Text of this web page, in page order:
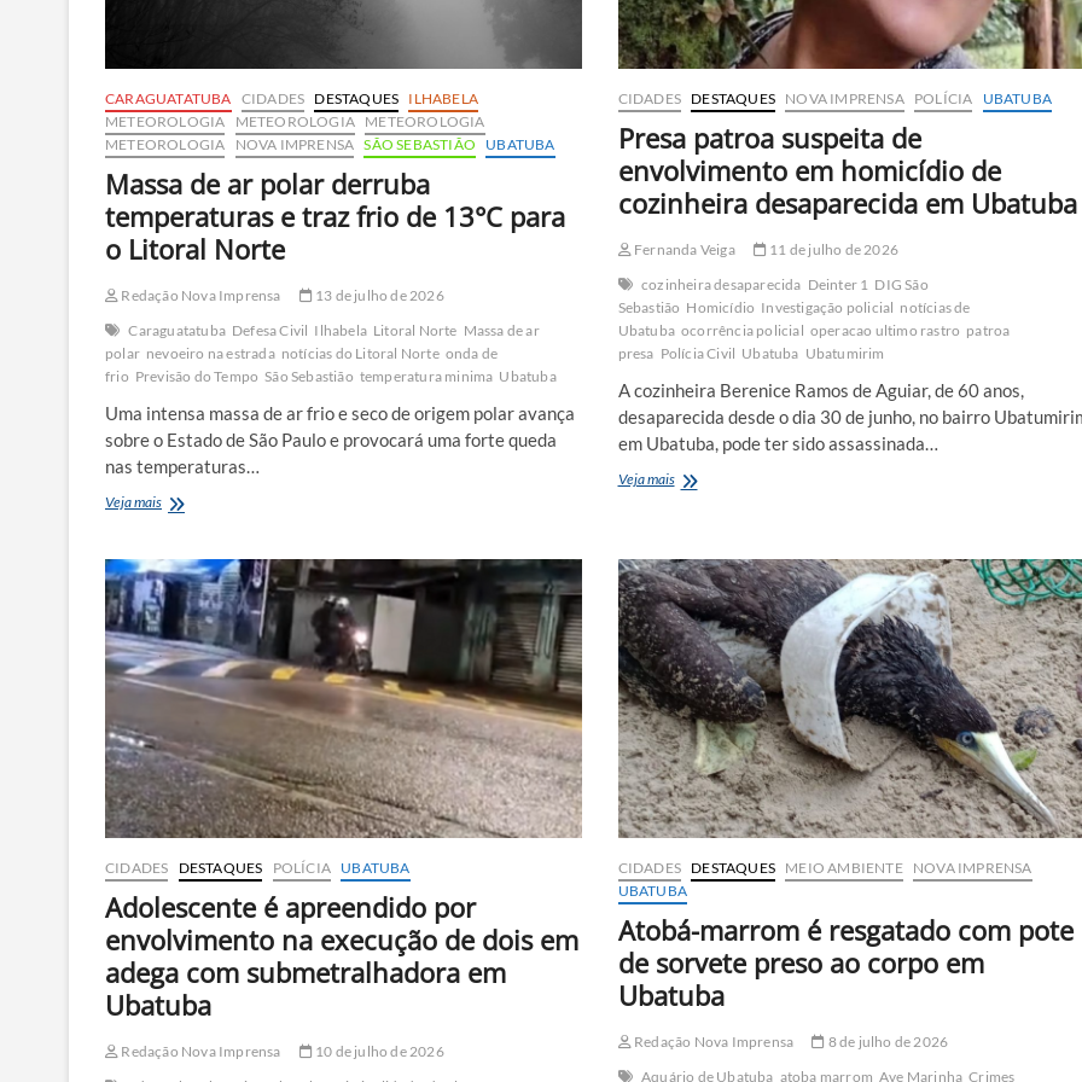
CARAGUATATUBA CIDADES DESTAQUES ILHABELA
METEOROLOGIA
METEOROLOGIA METEOROLOGIA
METEOROLOGIA
NOVA IMPRENSA SÃO SEBASTIÃO UBATUBA
Massa de ar polar derruba
temperaturas e traz frio de 13°C para
o Litoral Norte
Redação Nova Imprensa
13 de julho de 2026
Caraguatatuba Defesa Civil Ilhabela Litoral Norte Massa de ar
polar nevoeiro na estrada notícias do Litoral Norte onda de
frio Previsão do Tempo São Sebastião temperatura minima Ubatuba
Uma intensa massa de ar frio e seco de origem polar avança
sobre o Estado de São Paulo e provocará uma forte queda
nas temperaturas…
Veja maisMassa
polar
derruba
temperaturas
traz
frio
de
para
o
Litoral
Norte
CIDADES DESTAQUES NOVA IMPRENSA POLÍCIA UBATUBA
Presa patroa suspeita de
envolvimento em homicídio de
cozinheira desaparecida em Ubatuba
Fernanda Veiga
11 de julho de 2026
cozinheira desaparecida Deinter 1 DIG São
Sebastião Homicídio Investigação policial notícias de
Ubatuba ocorrência policial operacao ultimo rastro patroa
presa Polícia Civil Ubatuba Ubatumirim
A cozinheira Berenice Ramos de Aguiar, de 60 anos,
desaparecida desde o dia 30 de junho, no bairro
em Ubatuba, pode ter sido assassinada…
Veja maisPresa
envolvimento
em
homicídio
de
cozinheira
desaparecida
em
Ubatuba
CIDADES DESTAQUES POLÍCIA UBATUBA
Adolescente é apreendido por
envolvimento na execução de dois em
adega com submetralhadora em
Ubatuba
Redação Nova Imprensa
10 de julho de 2026
CIDADES DESTAQUES MEIO AMBIENTE
NOVA IMPRENSA
UBATUBA
Atobá-marrom é resgatado com pote
de sorvete preso ao corpo em
Ubatuba
Redação Nova Imprensa
8 de julho de 2026
Aquário de Ubatuba atoba marrom Ave Marinha Crimes